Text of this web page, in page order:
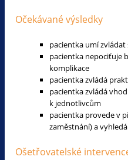
Očekávané výsledky
pacientka umí zvládat
pacientka nepociťuje
komplikace
pacientka zvládá
pacientka zvládá
k jednotlivcům
pacientka provede v
zaměstnání) a
Ošetřovatelské